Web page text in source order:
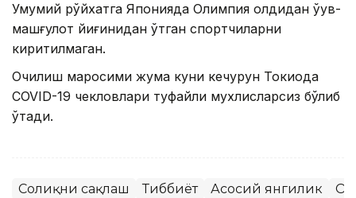
Умумий рўйхатга Японияда Олимпия олдидан ўқув-
машғулот йиғинидан ўтган спортчиларни
киритилмаган.
Очилиш маросими жума куни кечқурун Токиода
COVID-19 чекловлари туфайли мухлисларсиз бўлиб
ўтади.
Соғлиқни сақлаш Тиббиёт Асосий янгилик